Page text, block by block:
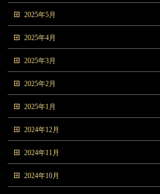
2025年5月
2025年4月
2025年3月
2025年2月
2025年1月
2024年12月
2024年11月
2024年10月